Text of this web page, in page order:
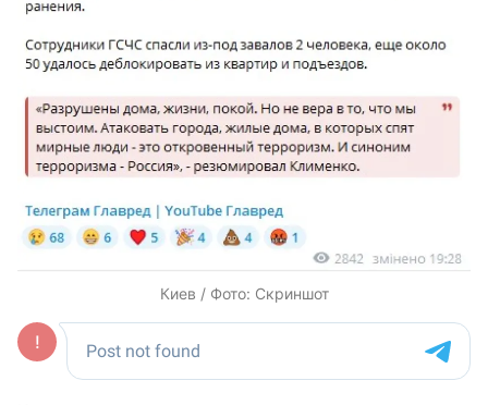
Киев / Фото: Скриншот